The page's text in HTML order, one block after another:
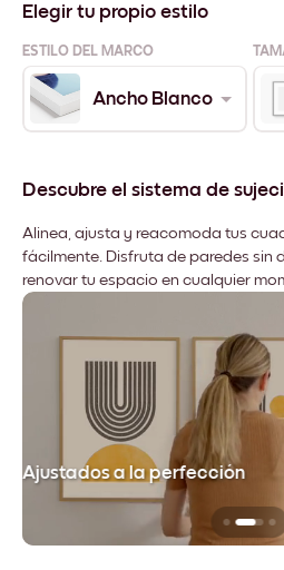
Elegir tu propio estilo
ESTILO DEL MARCO
Ancho Blanco
Descubre el sistema de
Alinea, ajusta y reacomoda tus
fácilmente. Disfruta de paredes sin
renovar tu espacio en cualquier
Ajustados a la perfección